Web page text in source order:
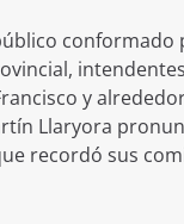
y
Llaryora
recordó sus